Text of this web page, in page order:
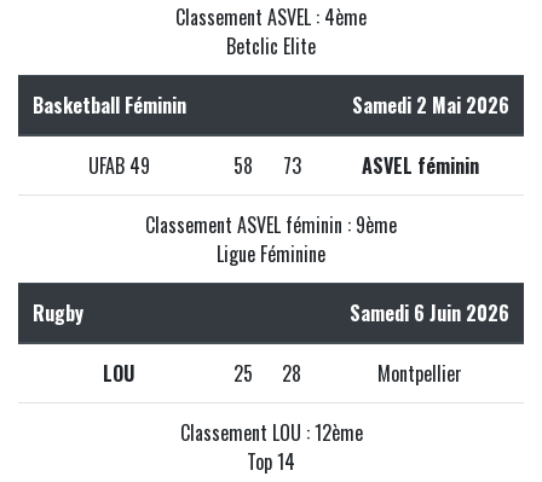
Classement ASVEL : 4ème
Betclic Elite
Basketball Féminin Samedi 2 Mai 2026
UFAB 49 58 73 ASVEL féminin
Classement ASVEL féminin : 9ème
Ligue Féminine
Rugby Samedi 6 Juin 2026
LOU 25 28 Montpellier
Classement LOU : 12ème
Top 14